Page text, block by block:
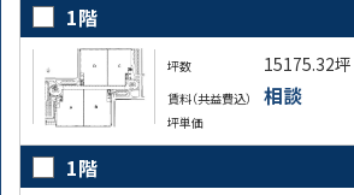
1階
坪数 15175.32坪
賃料（共益費込） 相談
坪単価
1階